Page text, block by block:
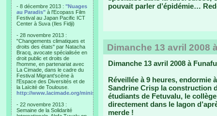
- 8 décembre 2013 : "Nuages
au Paradis" à l'Ecopass Film
Festival au Japan Pacific ICT
Center à Suva (Iles Fidji)
- 28 novembre 2013 :
"Changements climatiques et
droits des états" par Natacha
Bracq, avocate spécialisée en
droit public et droits de
l'homme, en partenariat avec
La Cimade, dans le cadre du
Festival Migrant'scène à
l'Espace des Diversités et de
la Laïcité de Toulouse.
http://www.lacimade.org/minisites/migrantscene
- 22 novembre 2013 :
Semaine de la Solidarité
pouvait parler d’épidémie…
Dimanche 13 avril 2008
Dimanche 13 avril 2008 à
Réveillée à 9 heures, endormie
Sandrine Crisp la construction
étudiants de Fetuvalu, le
directement dans le lagon
merde !